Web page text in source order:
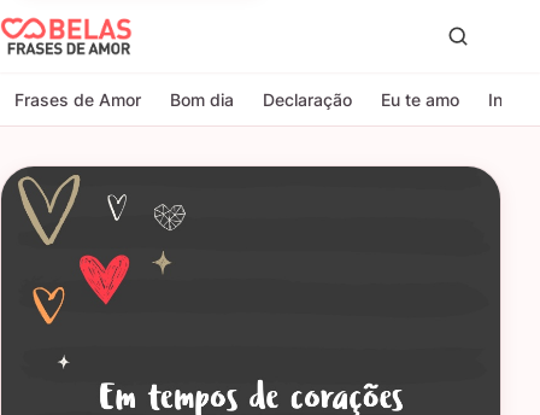
Belas Frases de Amor
Frases de Amor Bom dia Declaração Eu te amo